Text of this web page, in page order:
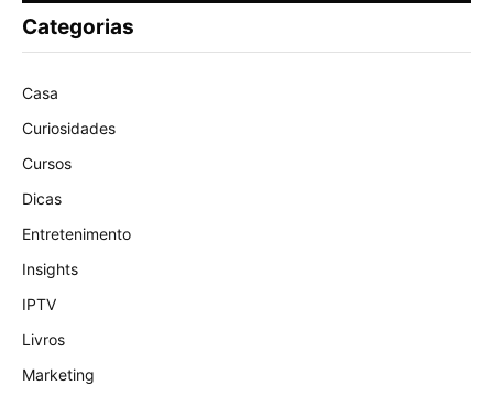
Categorias
Casa
Curiosidades
Cursos
Dicas
Entretenimento
Insights
IPTV
Livros
Marketing